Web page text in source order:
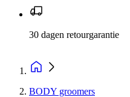
30 dagen retourgarantie
BODY groomers